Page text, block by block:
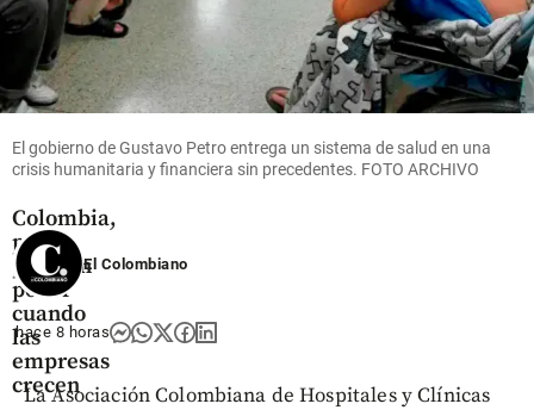
Economía
Mujeres
lideran el
las
MiPymes
Colombia,
pero
pierden
poder
cuando
las
empresas
crecen
El gobierno de Gustavo Petro entrega un sistema de salud en una
crisis humanitaria y financiera sin precedentes. FOTO ARCHIVO
El Colombiano
hace 8 horas
La Asociación Colombiana de Hospitales y Clínicas